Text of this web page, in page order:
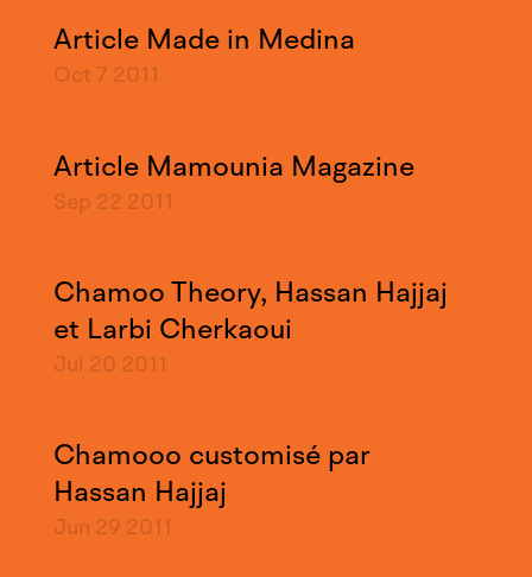
Article Made in Medina
Oct 7 2011
Article Mamounia Magazine
Sep 22 2011
Chamoo Theory, Hassan Hajjaj
et Larbi Cherkaoui
Jul 20 2011
Chamooo customisé par
Hassan Hajjaj
Jun 29 2011